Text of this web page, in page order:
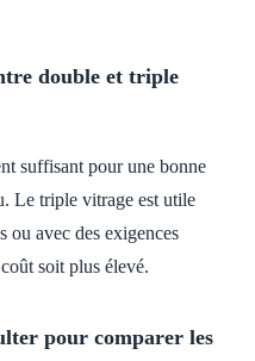
double et triple
suffisant pour une bonne
Le triple vitrage est utile
ou avec des exigences
soit plus élevé.
pour comparer les